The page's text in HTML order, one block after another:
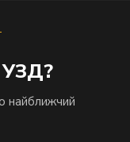
УЗД?
найближчий